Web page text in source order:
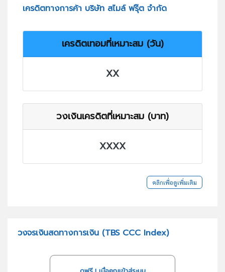
เครดิตทางการค้า บริษัท สไมล์ ฟรุ๊ต จำกัด
เครดิตเทอมที่เหมาะสม (วัน)
XX
วงเงินเครดิตที่เหมาะสม (บาท)
XXXX
คลิกเพื่อดูเพิ่มเติม
วงจรเงินสดทางการเงิน (TBS CCC Index)